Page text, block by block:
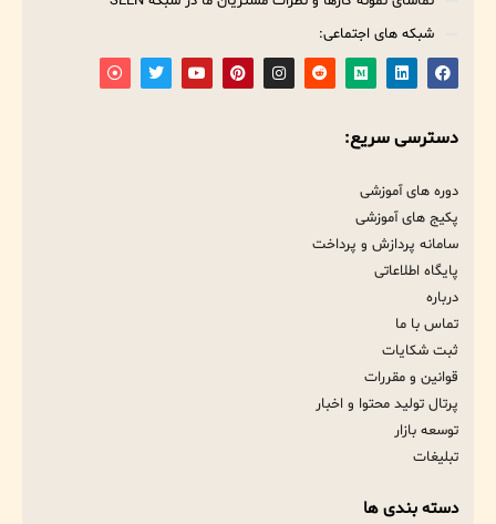
شبکه های اجتماعی:
دسترسی سریع:
دوره های آموزشی
پکیج های آموزشی
سامانه پردازش و پرداخت
پایگاه اطلاعاتی
درباره
تماس با ما
ثبت شکایات
قوانین و مقررات
پرتال تولید محتوا و اخبار
توسعه بازار
تبلیغات
دسته بندی ها